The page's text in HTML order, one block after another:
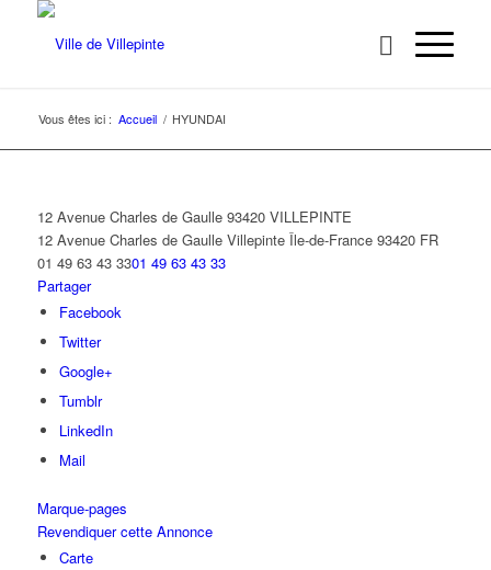
Vous êtes ici : Accueil / HYUNDAI
12 Avenue Charles de Gaulle 93420 VILLEPINTE
12 Avenue Charles de Gaulle Villepinte Île-de-France 93420 FR
01 49 63 43 3301 49 63 43 33
Partager
Facebook
Twitter
Google+
Tumblr
LinkedIn
Mail
Marque-pages
Revendiquer cette Annonce
Carte